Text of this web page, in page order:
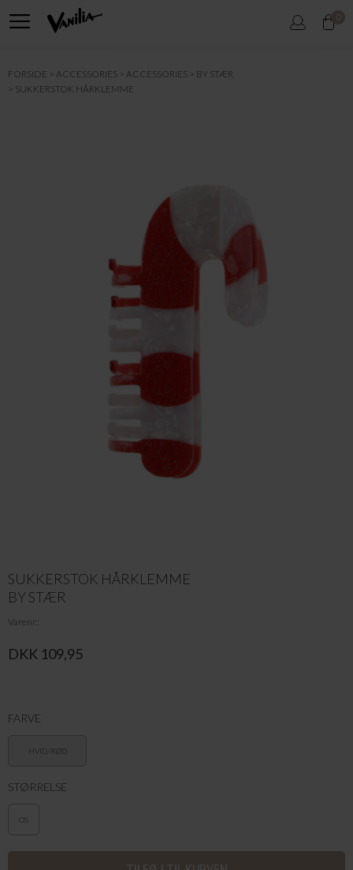
0
FORSIDE ACCESSORIES ACCESSORIES
BY STÆR
SUKKERSTOK HÅRKLEMME
SUKKERSTOK HÅRKLEMME
BY STÆR
Varenr.
DKK 109,95
FARVE
HVID/RØD
STØRRELSE
OS